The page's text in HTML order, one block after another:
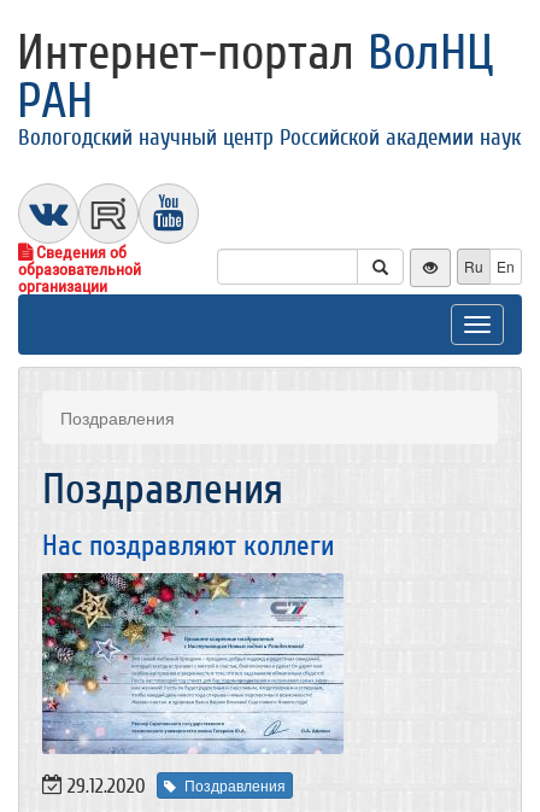
Интернет-портал ВолНЦ
РАН
Вологодский научный центр Российской академии наук
Сведения об
образовательной
организации
Ru En
Toggle
Поздравления
Поздравления
Нас поздравляют коллеги
29.12.2020 Поздравления